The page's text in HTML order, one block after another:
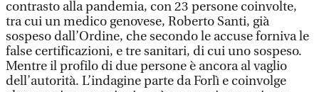
contrasto alla pandemia, con 23 persone coinvolte,
tra cui un medico genovese, Roberto Santi, già
sospeso dall’Ordine, che secondo le accuse forniva le
false certificazioni, e tre sanitari, di cui uno sospeso.
Mentre il profilo di due persone è ancora al vaglio
dell’autorità. L’indagine parte da Forlì e coinvolge